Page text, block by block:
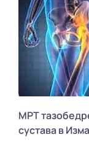
МРТ
сустава в